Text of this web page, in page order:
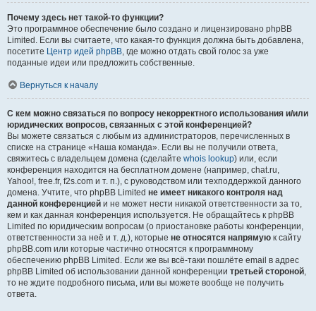
Почему здесь нет такой-то функции?
Это программное обеспечение было создано и лицензировано phpBB
Limited. Если вы считаете, что какая-то функция должна быть добавлена,
посетите Центр идей phpBB, где можно отдать свой голос за уже
поданные идеи или предложить собственные.
Вернуться к началу
С кем можно связаться по вопросу некорректного использования и/или
юридических вопросов, связанных с этой конференцией?
Вы можете связаться с любым из администраторов, перечисленных в
списке на странице «Наша команда». Если вы не получили ответа,
свяжитесь с владельцем домена (сделайте whois lookup) или, если
конференция находится на бесплатном домене (например, chat.ru,
Yahoo!, free.fr, f2s.com и т. п.), с руководством или техподдержкой данного
домена. Учтите, что phpBB Limited не имеет никакого контроля над
данной конференцией и не может нести никакой ответственности за то,
кем и как данная конференция используется. Не обращайтесь к phpBB
Limited по юридическим вопросам (о приостановке работы конференции,
ответственности за неё и т. д.), которые не относятся напрямую к сайту
phpBB.com или которые частично относятся к программному
обеспечению phpBB Limited. Если же вы всё-таки пошлёте email в адрес
phpBB Limited об использовании данной конференции третьей стороной,
то не ждите подробного письма, или вы можете вообще не получить
ответа.